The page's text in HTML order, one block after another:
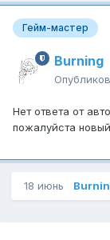
Гейм-мастер
Burning
Нет ответа от
пожалуйста
18 июнь